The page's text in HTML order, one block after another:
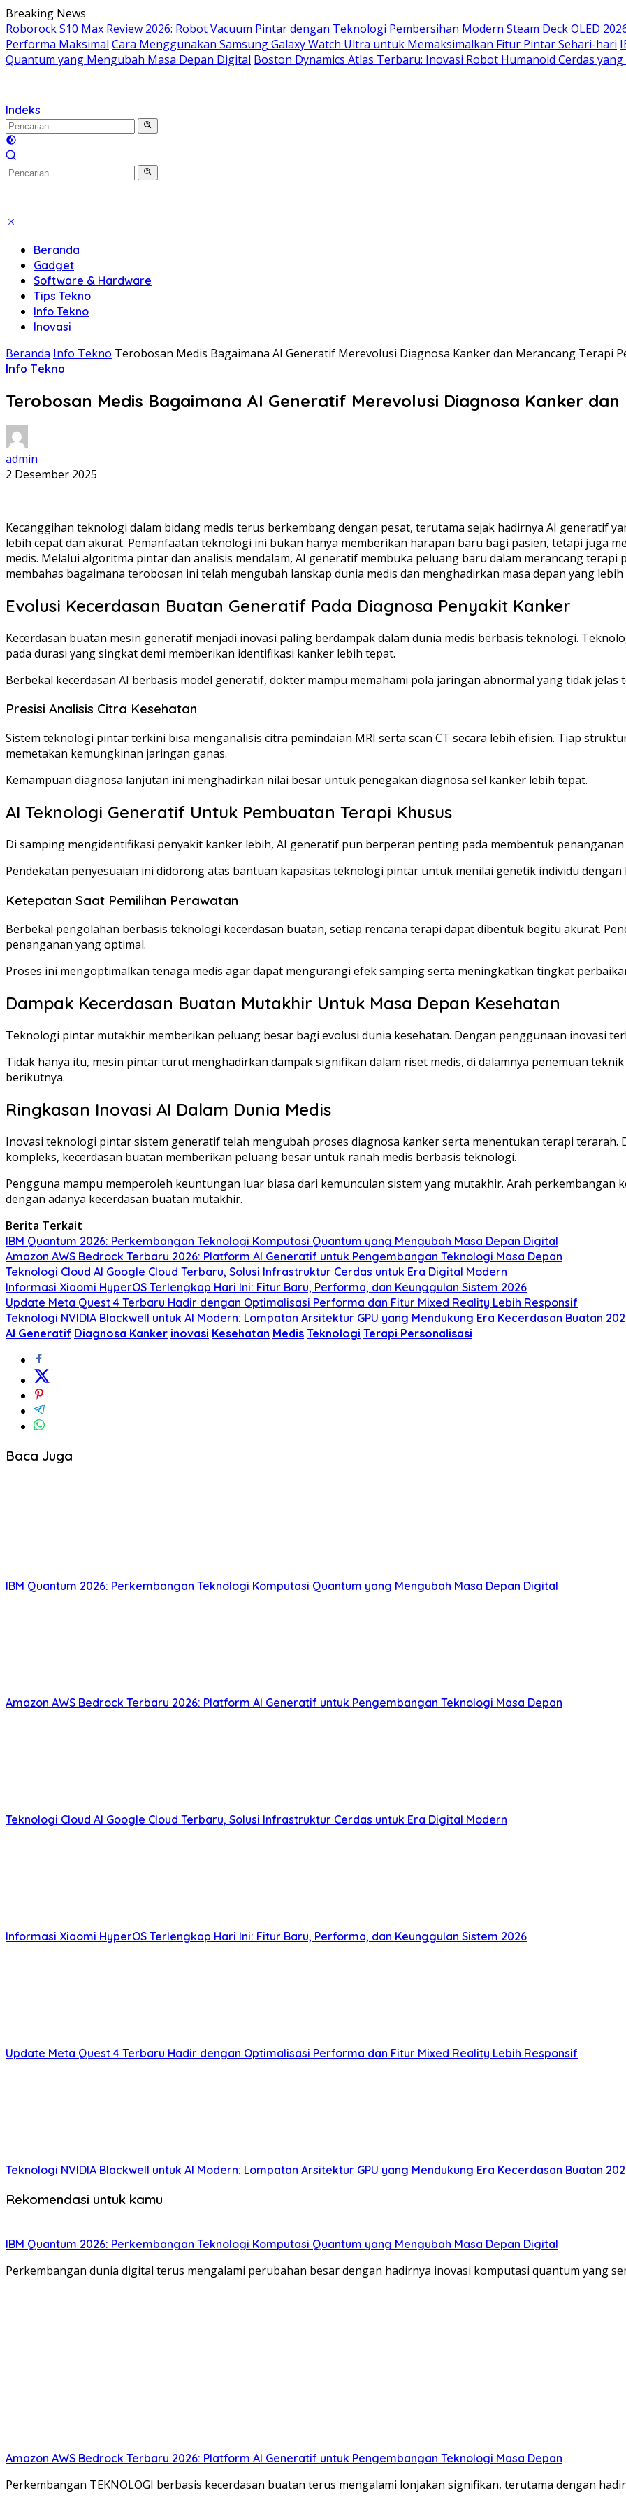
Langsung
ke
konten
Breaking News
Roborock S10 Max Review 2026: Robot Vacuum Pintar dengan Teknologi Pembersihan Modern Steam Deck OLED
Performa Maksimal Cara Menggunakan Samsung Galaxy Watch Ultra untuk Memaksimalkan Fitur Pintar Sehari-hari
Quantum yang Mengubah Masa Depan Digital Boston Dynamics Atlas Terbaru: Inovasi Robot Humanoid Cerdas
Indeks
Beranda
Gadget
Software & Hardware
Tips Tekno
Info Tekno
Inovasi
Beranda Info Tekno Terobosan Medis Bagaimana AI Generatif Merevolusi Diagnosa Kanker dan Merancang Terapi
Info Tekno
Terobosan Medis Bagaimana AI Generatif Merevolusi Diagnosa Kanker
admin
2 Desember 2025
Kecanggihan teknologi dalam bidang medis terus berkembang dengan pesat, terutama sejak hadirnya AI generatif
lebih cepat dan akurat. Pemanfaatan teknologi ini bukan hanya memberikan harapan baru bagi pasien, tetapi juga
medis. Melalui algoritma pintar dan analisis mendalam, AI generatif membuka peluang baru dalam merancang
membahas bagaimana terobosan ini telah mengubah lanskap dunia medis dan menghadirkan masa depan yang
Evolusi Kecerdasan Buatan Generatif Pada Diagnosa Penyakit Kanker
Kecerdasan buatan mesin generatif menjadi inovasi paling berdampak dalam dunia medis berbasis teknologi.
pada durasi yang singkat demi memberikan identifikasi kanker lebih tepat.
Berbekal kecerdasan AI berbasis model generatif, dokter mampu memahami pola jaringan abnormal yang tidak jelas
Presisi Analisis Citra Kesehatan
Sistem teknologi pintar terkini bisa menganalisis citra pemindaian MRI serta scan CT secara lebih efisien. Tiap
memetakan kemungkinan jaringan ganas.
Kemampuan diagnosa lanjutan ini menghadirkan nilai besar untuk penegakan diagnosa sel kanker lebih tepat.
AI Teknologi Generatif Untuk Pembuatan Terapi Khusus
Di samping mengidentifikasi penyakit kanker lebih, AI generatif pun berperan penting pada membentuk
Pendekatan penyesuaian ini didorong atas bantuan kapasitas teknologi pintar untuk menilai genetik individu
Ketepatan Saat Pemilihan Perawatan
Berbekal pengolahan berbasis teknologi kecerdasan buatan, setiap rencana terapi dapat dibentuk begitu akurat.
penanganan yang optimal.
Proses ini mengoptimalkan tenaga medis agar dapat mengurangi efek samping serta meningkatkan tingkat
Dampak Kecerdasan Buatan Mutakhir Untuk Masa Depan Kesehatan
Teknologi pintar mutakhir memberikan peluang besar bagi evolusi dunia kesehatan. Dengan penggunaan inovasi
Tidak hanya itu, mesin pintar turut menghadirkan dampak signifikan dalam riset medis, di dalamnya penemuan
berikutnya.
Ringkasan Inovasi AI Dalam Dunia Medis
Inovasi teknologi pintar sistem generatif telah mengubah proses diagnosa kanker serta menentukan terapi terarah.
kompleks, kecerdasan buatan memberikan peluang besar untuk ranah medis berbasis teknologi.
Pengguna mampu memperoleh keuntungan luar biasa dari kemunculan sistem yang mutakhir. Arah perkembangan
dengan adanya kecerdasan buatan mutakhir.
Berita Terkait
IBM Quantum 2026: Perkembangan Teknologi Komputasi Quantum yang Mengubah Masa Depan Digital
Amazon AWS Bedrock Terbaru 2026: Platform AI Generatif untuk Pengembangan Teknologi Masa Depan
Teknologi Cloud AI Google Cloud Terbaru, Solusi Infrastruktur Cerdas untuk Era Digital Modern
Informasi Xiaomi HyperOS Terlengkap Hari Ini: Fitur Baru, Performa, dan Keunggulan Sistem 2026
Update Meta Quest 4 Terbaru Hadir dengan Optimalisasi Performa dan Fitur Mixed Reality Lebih Responsif
Teknologi NVIDIA Blackwell untuk AI Modern: Lompatan Arsitektur GPU yang Mendukung Era Kecerdasan Buatan
AI Generatif Diagnosa Kanker inovasi Kesehatan Medis Teknologi Terapi Personalisasi
Baca Juga
IBM Quantum 2026: Perkembangan Teknologi Komputasi Quantum yang Mengubah Masa Depan Digital
Amazon AWS Bedrock Terbaru 2026: Platform AI Generatif untuk Pengembangan Teknologi Masa Depan
Teknologi Cloud AI Google Cloud Terbaru, Solusi Infrastruktur Cerdas untuk Era Digital Modern
Informasi Xiaomi HyperOS Terlengkap Hari Ini: Fitur Baru, Performa, dan Keunggulan Sistem 2026
Update Meta Quest 4 Terbaru Hadir dengan Optimalisasi Performa dan Fitur Mixed Reality Lebih Responsif
Teknologi NVIDIA Blackwell untuk AI Modern: Lompatan Arsitektur GPU yang Mendukung Era Kecerdasan Buatan
Rekomendasi untuk kamu
IBM Quantum 2026: Perkembangan Teknologi Komputasi Quantum yang Mengubah Masa Depan Digital
Perkembangan dunia digital terus mengalami perubahan besar dengan hadirnya inovasi komputasi quantum yang
Amazon AWS Bedrock Terbaru 2026: Platform AI Generatif untuk Pengembangan Teknologi Masa Depan
Perkembangan TEKNOLOGI berbasis kecerdasan buatan terus mengalami lonjakan signifikan, terutama dengan